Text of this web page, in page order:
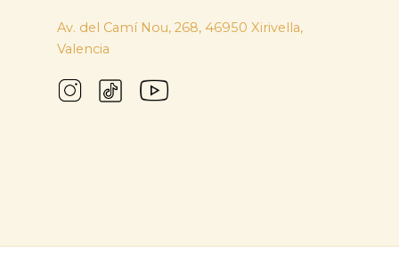
Av. del Camí Nou, 268, 46950 Xirivella,
Valencia